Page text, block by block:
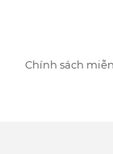
Chính sách